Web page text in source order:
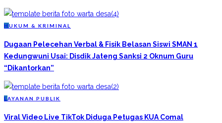
H UKUM & KRIMINAL
Dugaan Pelecehan Verbal & Fisik Belasan Siswi SMAN 1
Kedungwuni Usai: Disdik Jateng Sanksi 2 Oknum Guru
“Dikantorkan”
L AYANAN PUBLIK
Viral Video Live TikTok Diduga Petugas KUA Comal